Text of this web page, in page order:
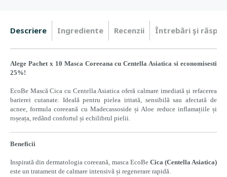
Descriere Ingrediente Recenzii Întrebări şi
Alege Pachet x 10 Masca Coreeana cuCentella Asiatica si economisesti
25%!
EcoBe Mască Cica cu Centella Asiatica oferă calmare imediată și refacerea
barierei cutanate. Ideală pentru pielea iritată, sensibilă sau afectată de
acnee, formula coreeană cu Madecassoside și Aloe reduce inflamațiile și
roșeața, redând confortul și echilibrul pielii.
Beneficii
Inspirată din dermatologia coreeană, masca EcoBe Cica (Centella Asiatica)
este un tratament de calmare intensivă și regenerare rapidă.